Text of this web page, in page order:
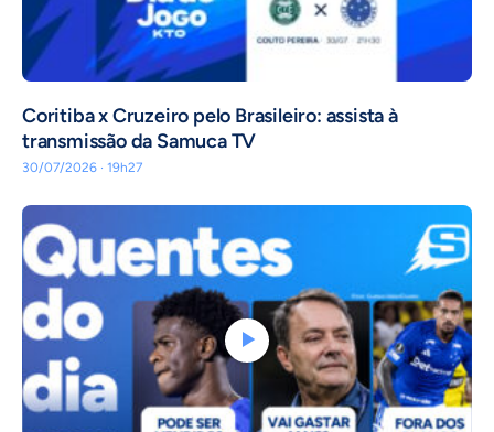
Coritiba x Cruzeiro pelo Brasileiro: assista à
transmissão da Samuca TV
30/07/2026 · 19h27